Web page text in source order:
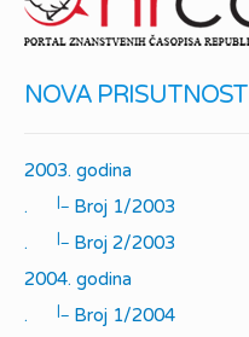
NOVA PRISUTNOST
2003. godina
.
|_
Broj 1/2003
.
|_
Broj 2/2003
2004. godina
.
|_
Broj 1/2004